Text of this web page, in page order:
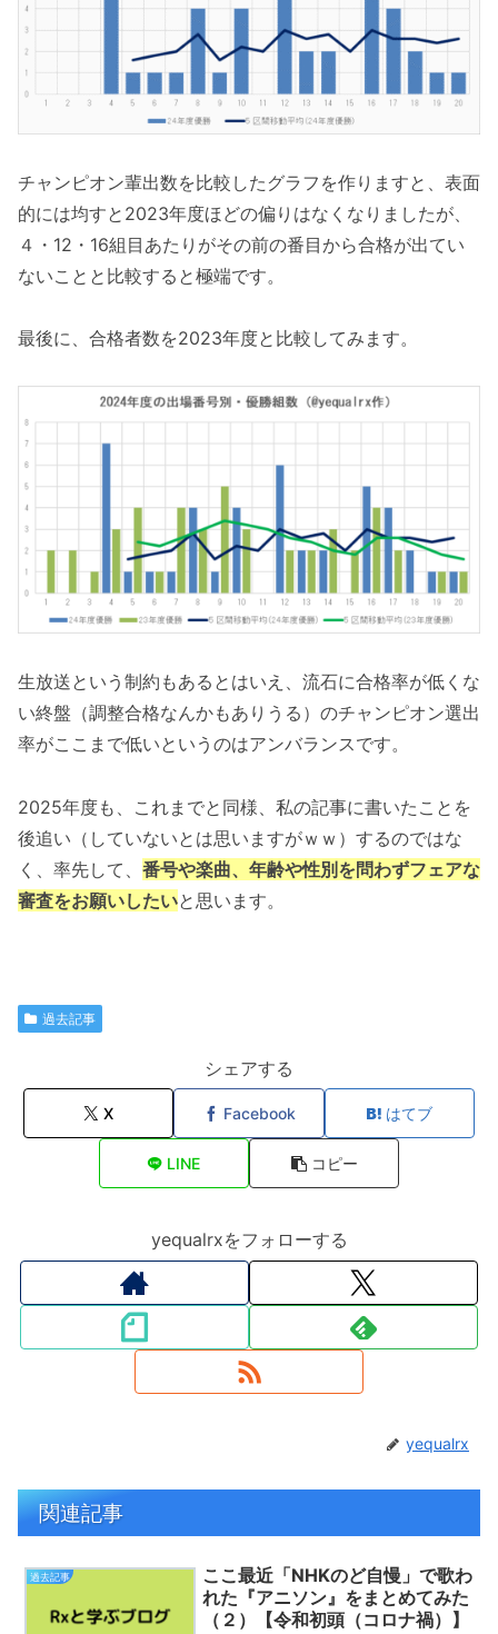
チャンピオン輩出数を比較したグラフを作りますと、表面
的には均すと2023年度ほどの偏りはなくなりましたが、
４・12・16組目あたりがその前の番目から合格が出てい
ないことと比較すると極端です。
最後に、合格者数を2023年度と比較してみます。
生放送という制約もあるとはいえ、流石に合格率が低くな
い終盤（調整合格なんかもありうる）のチャンピオン選出
率がここまで低いというのはアンバランスです。
2025年度も、これまでと同様、私の記事に書いたことを
後追い（していないとは思いますがｗｗ）するのではな
く、率先して、 番号や楽曲、年齢や性別を問わずフェアな
審査をお願いしたいと思います。
過去記事
シェアする
X Facebook はてブ
LINE コピー
yequalrxをフォローする
yequalrx
関連記事
過去記事
ここ最近「NHKのど自慢」で歌わ
れた『アニソン』をまとめてみた
（２）【令和初頭（コロナ禍）】